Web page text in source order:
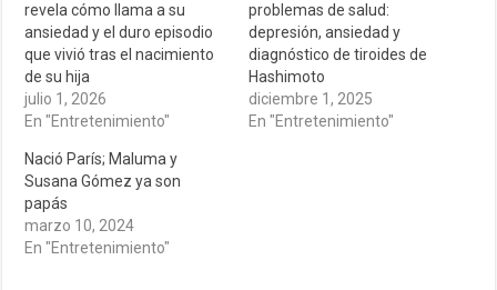
revela cómo llama a su
ansiedad y el duro episodio
que vivió tras el nacimiento
de su hija
julio 1, 2026
En "Entretenimiento"
problemas de salud:
depresión, ansiedad y
diagnóstico de tiroides de
Hashimoto
diciembre 1, 2025
En "Entretenimiento"
Nació París; Maluma y
Susana Gómez ya son
papás
marzo 10, 2024
En "Entretenimiento"